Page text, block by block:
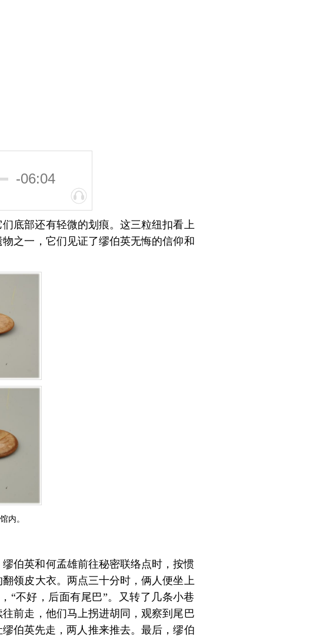
-06:04
底部还有轻微的划痕。这三粒纽扣看上
之一，它们见证了缪伯英无悔的信仰和
内。
伯英和何孟雄前往秘密联络点时，按惯
领皮大衣。两点三十分时，俩人便坐上
“不好，后面有尾巴”。又转了几条小巷
前走，他们马上拐进胡同，观察到尾巴
伯英先走，两人推来推去。最后，缪伯